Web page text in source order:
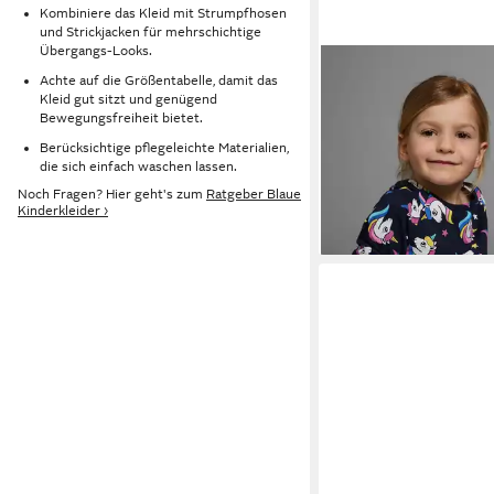
Kombiniere das Kleid mit Strumpfhosen
und Strickjacken für mehrschichtige
Übergangs-Looks.
Achte auf die Größentabelle, damit das
Kleid gut sitzt und genügend
Bewegungsfreiheit bietet.
Berücksichtige pflegeleichte Materialien,
die sich einfach waschen lassen.
Noch Fragen? Hier geht's zum Ratgeber Blaue
Kinderkleider ›
KIDSWORLD
Mädchen festliche
Länge, eleganter Stil
UVP19,99 €